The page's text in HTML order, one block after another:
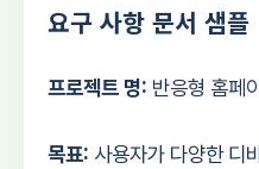
요구 사항 문서 샘플
프로젝트 명: 반응형 홈페
목표: 사용자가 다양한 디